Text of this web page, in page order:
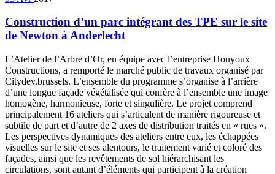
Construction d’un parc intégrant des TPE sur le site
de Newton à Anderlecht
L’Atelier de l’Arbre d’Or, en équipe avec l’entreprise Houyoux
Constructions, a remporté le marché public de travaux organisé par
Citydev.brussels. L’ensemble du programme s’organise à l’arrière
d’une longue façade végétalisée qui confère à l’ensemble une image
homogène, harmonieuse, forte et singulière. Le projet comprend
principalement 16 ateliers qui s’articulent de manière rigoureuse et
subtile de part et d’autre de 2 axes de distribution traités en « rues ».
Les perspectives dynamiques des ateliers entre eux, les échappées
visuelles sur le site et ses alentours, le traitement varié et coloré des
façades, ainsi que les revêtements de sol hiérarchisant les
circulations, sont autant d’éléments qui participent à la création